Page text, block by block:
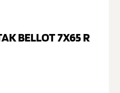
BELLOT 7X65 R